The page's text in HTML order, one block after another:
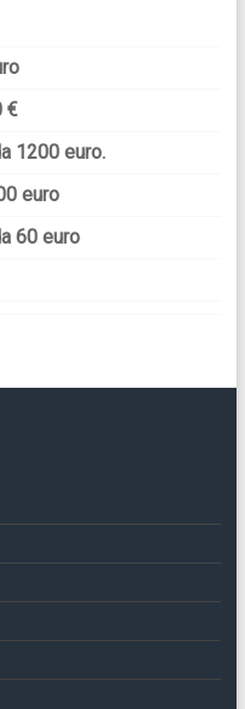
€
1200 euro.
euro
60 euro